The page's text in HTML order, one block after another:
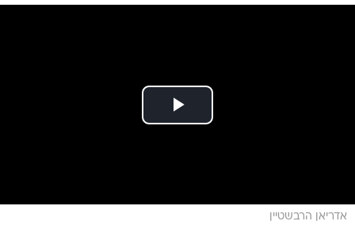
אדריאן הרבשטיין